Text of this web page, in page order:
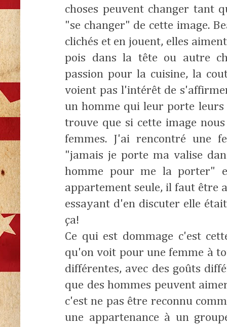
choses peuvent changer tant
"se changer" de cette image.
clichés et en jouent, elles
pois dans la tête ou autre
passion pour la cuisine, la
voient pas l'intérêt de
un homme qui leur porte leurs
trouve que si cette image
femmes. J'ai rencontré une
"jamais je porte ma valise
homme pour me la porter"
appartement seule, il faut être
essayant d'en discuter elle
ça!
Ce qui est dommage c'est
qu'on voit pour une femme à
différentes, avec des goûts
que des hommes peuvent
c'est ne pas être reconnu
une appartenance à un